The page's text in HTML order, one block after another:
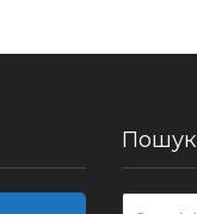
Пошук